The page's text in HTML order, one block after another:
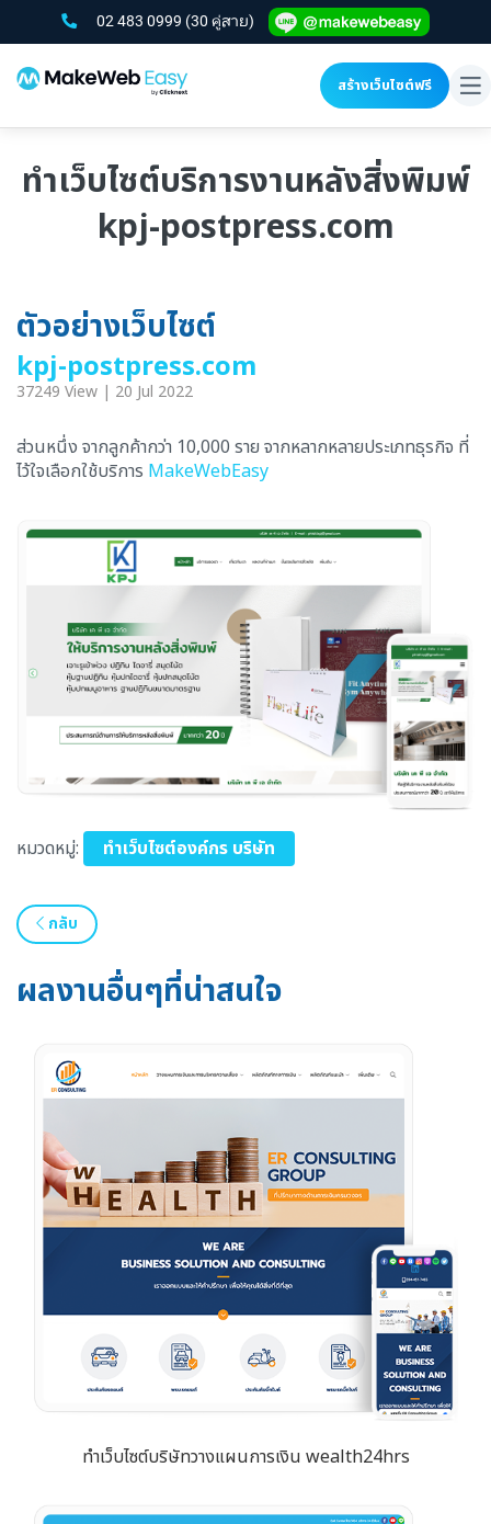
02 483 0999 (30 คู่สาย)
สร้างเว็บไซต์ฟรี
ทำเว็บไซต์บริการงานหลังสิ่งพิมพ์
kpj-postpress.com
ตัวอย่างเว็บไซต์
kpj-postpress.com
37249 View | 20 Jul 2022
ส่วนหนึ่ง จากลูกค้ากว่า 10,000 ราย จากหลากหลายประเภทธุรกิจ ที่
ไว้ใจเลือกใช้บริการ MakeWebEasy
หมวดหมู่: ทำเว็บไซต์องค์กร บริษัท
กลับ
ผลงานอื่นๆที่น่าสนใจ
ทำเว็บไซต์บริษัทวางแผนการเงิน wealth24hrs